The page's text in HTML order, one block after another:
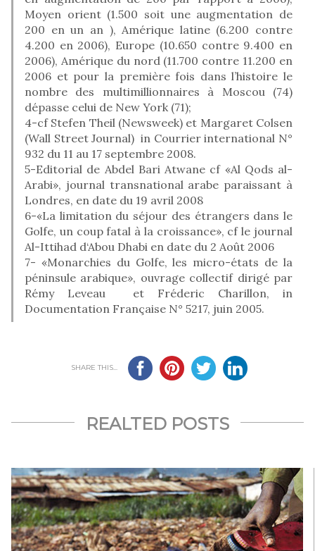
Moyen orient (1.500 soit une augmentation de
200 en un an ), Amérique latine (6.200 contre
4.200 en 2006), Europe (10.650 contre 9.400 en
2006), Amérique du nord (11.700 contre 11.200 en
2006 et pour la première fois dans l’histoire le
nombre des multimillionnaires à Moscou (74)
dépasse celui de New York (71);
4-cf Stefen Theil (Newsweek) et Margaret Colsen
(Wall Street Journal) in Courrier international N°
932 du 11 au 17 septembre 2008.
5-Editorial de Abdel Bari Atwane cf «Al Qods al-
Arabi», journal transnational arabe paraissant à
Londres, en date du 19 avril 2008
6-«La limitation du séjour des étrangers dans le
Golfe, un coup fatal à la croissance», cf le journal
Al-Ittihad d‘Abou Dhabi en date du 2 Août 2006
7- «Monarchies du Golfe, les micro-états de la
péninsule arabique», ouvrage collectif dirigé par
Rémy Leveau et Fréderic Charillon, in
Documentation Française N° 5217, juin 2005.
SHARE THIS...
REALTED POSTS